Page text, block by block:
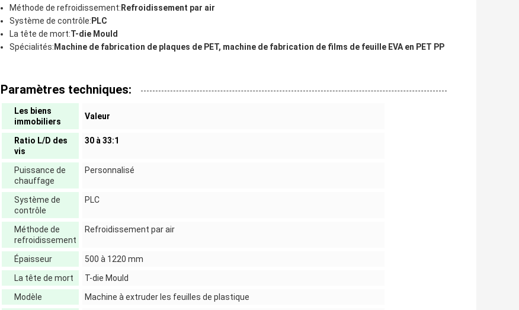
Méthode de refroidissement:Refroidissement par air
Système de contrôle:PLC
La tête de mort:T-die Mould
Spécialités:Machine de fabrication de plaques de PET, machine de fabrication de films de feuille EVA en PET PP
Paramètres techniques:
Les biens
immobiliers
Valeur
Ratio L/D des
vis
30 à 33:1
Puissance de
chauffage
Personnalisé
Système de
contrôle
PLC
Méthode de
refroidissement
Refroidissement par air
Épaisseur
500 à 1220 mm
La tête de mort
T-die Mould
Modèle
Machine à extruder les feuilles de plastique